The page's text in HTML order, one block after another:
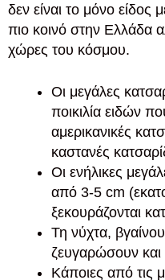
δεν είναι το μόνο είδος
πιο κοινό στην Ελλάδα
χώρες του κόσμου.
Οι μεγάλες
ποικιλία ειδών
αμερικανικές
καστανές
Οι ενήλικες
από 3-5 cm
ξεκουράζονται
Τη νύχτα,
ζευγαρώσουν
Κάποιες από τις